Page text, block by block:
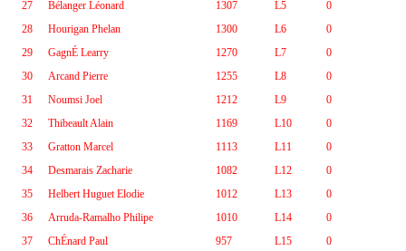
27 Bélanger Léonard 1307 L5
0
28
Hourigan Phelan 1300 L6
0
29
GagnÉ Learry 1270 L7
0
30
Arcand Pierre 1255 L8
0
31
Noumsi Joel 1212 L9
0
32
Thibeault Alain 1169 L10
0
33
Gratton Marcel 1113 L11
0
34
Desmarais Zacharie 1082 L12
0
35
Helbert Huguet Elodie 1012 L13
0
36
Arruda-Ramalho Philipe 1010 L14
0
37
ChÉnard Paul 957 L15
0